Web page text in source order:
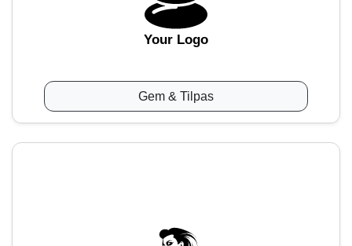
Your Logo
Gem & Tilpas